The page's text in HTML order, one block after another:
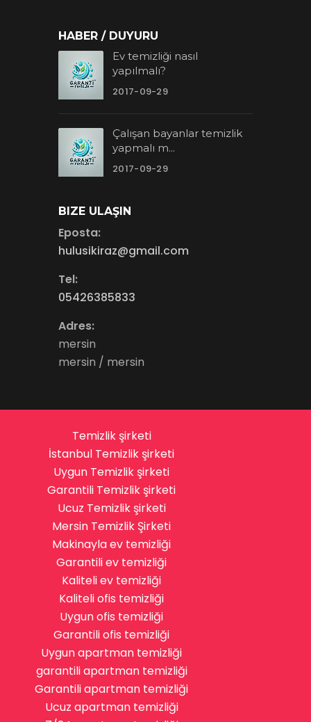
HABER / DUYURU
Ev temizliği nasıl
yapılmalı?
2017-09-29
Çalışan bayanlar temizlik
yapmalı m...
2017-09-29
BIZE ULAŞIN
Eposta:
hulusikiraz@gmail.com
Tel:
05426385833
Adres:
mersin
mersin / mersin
Temizlik şirketi
İstanbul Temizlik şirketi
Uygun Temizlik şirketi
Garantili Temizlik şirketi
Ucuz Temizlik şirketi
Mersin Temizlik Şirketi
Makinayla ev temizliği
Garantili ev temizliği
Kaliteli ev temizliği
Kaliteli ofis temizliği
Uygun ofis temizliği
Garantili ofis temizliği
Uygun apartman temizliği
garantili apartman temizliği
Garantili apartman temizliği
Ucuz apartman temizliği